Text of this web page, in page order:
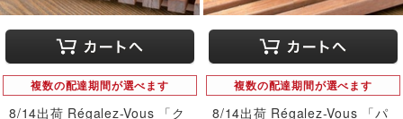
複数の配達期間が選べます
8/14出荷 Régalez-Vous 「ク
複数の配達期間が選べます
8/14出荷 Régalez-Vous 「パ